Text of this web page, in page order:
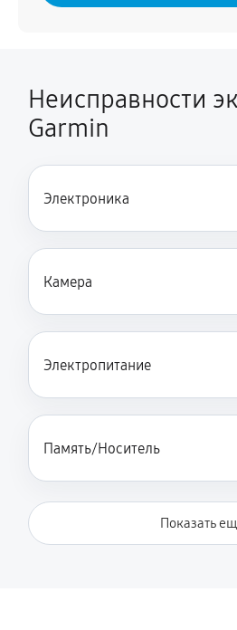
Неисправности
Garmin
Электроника
Камера
Электропитание
Память/Носитель
Показать